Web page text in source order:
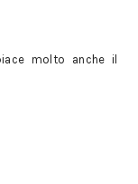
molto anche il